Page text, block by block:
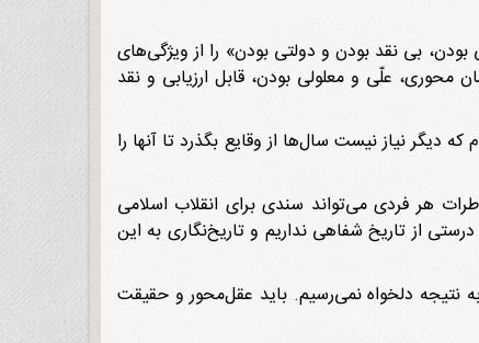
بی نقد بودن و دولتی بودن» را از ویژگی‌های
محوری، علّی و معلولی بودن، قابل ارزیابی و نقد
دیگر نیاز نیست سال‌ها از وقایع بگذرد تا آنها را
هر فردی می‌تواند سندی برای انقلاب اسلامی
از تاریخ شفاهی نداریم و تاریخ‌نگاری به این
دلخواه نمی‌رسیم. باید عقل‌محور و حقیقت